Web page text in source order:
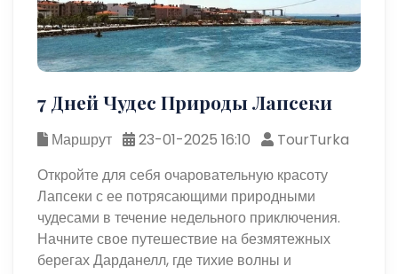
7 Дней Чудес Природы Лапсеки
Маршрут 23-01-2025 16:10
TourTurka
Откройте для себя очаровательную красоту
Лапсеки с ее потрясающими природными
чудесами в течение недельного приключения.
Начните свое путешествие на безмятежных
берегах Дарданелл, где тихие волны и